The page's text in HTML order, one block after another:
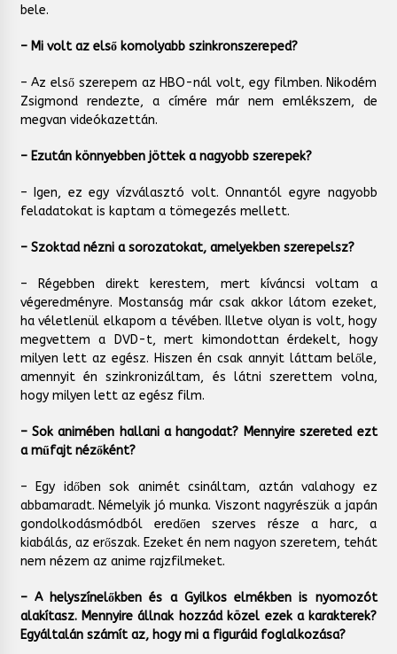
bele.
– Mi volt az első komolyabb szinkronszereped?
– Az első szerepem az HBO-nál volt, egy filmben. Nikodém
Zsigmond rendezte, a címére már nem emlékszem, de
megvan videókazettán.
– Ezután könnyebben jöttek a nagyobb szerepek?
– Igen, ez egy vízválasztó volt. Onnantól egyre nagyobb
feladatokat is kaptam a tömegezés mellett.
– Szoktad nézni a sorozatokat, amelyekben szerepelsz?
– Régebben direkt kerestem, mert kíváncsi voltam a
végeredményre. Mostanság már csak akkor látom ezeket,
ha véletlenül elkapom a tévében. Illetve olyan is volt, hogy
megvettem a DVD-t, mert kimondottan érdekelt, hogy
milyen lett az egész. Hiszen én csak annyit láttam belőle,
amennyit én szinkronizáltam, és látni szerettem volna,
hogy milyen lett az egész film.
– Sok animében hallani a hangodat? Mennyire szereted ezt
a műfajt nézőként?
– Egy időben sok animét csináltam, aztán valahogy ez
abbamaradt. Némelyik jó munka. Viszont nagyrészük a japán
gondolkodásmódból eredően szerves része a harc, a
kiabálás, az erőszak. Ezeket én nem nagyon szeretem, tehát
nem nézem az anime rajzfilmeket.
– A helyszínelőkben és a Gyilkos elmékben is nyomozót
alakítasz. Mennyire állnak hozzád közel ezek a karakterek?
Egyáltalán számít az, hogy mi a figuráid foglalkozása?